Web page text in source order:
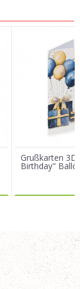
Grußkarten 3D
Birthday"